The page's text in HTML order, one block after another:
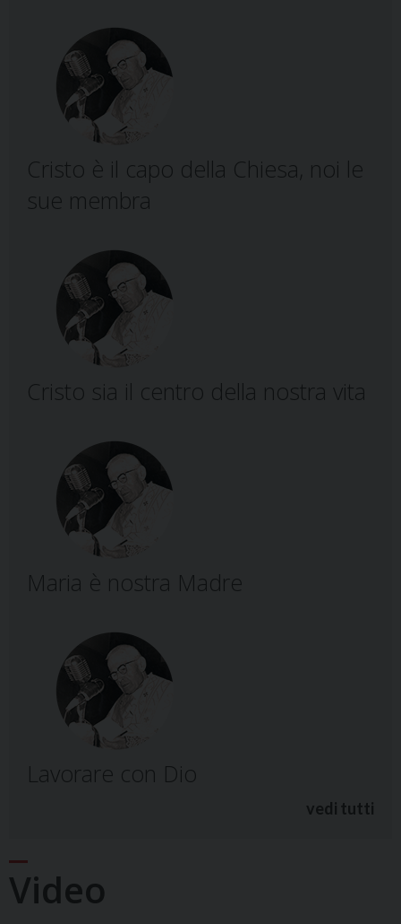
Cristo è il capo della Chiesa, noi le
sue membra
Cristo sia il centro della nostra vita
Maria è nostra Madre
Lavorare con Dio
vedi tutti
Video